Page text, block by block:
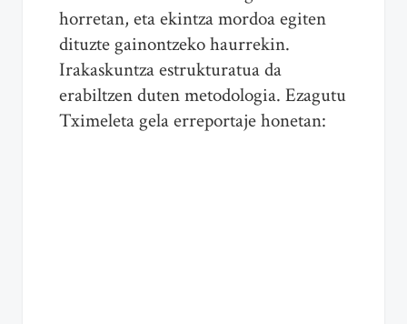
horretan, eta ekintza mordoa egiten
dituzte gainontzeko haurrekin.
Irakaskuntza estrukturatua da
erabiltzen duten metodologia. Ezagutu
Tximeleta gela erreportaje honetan: